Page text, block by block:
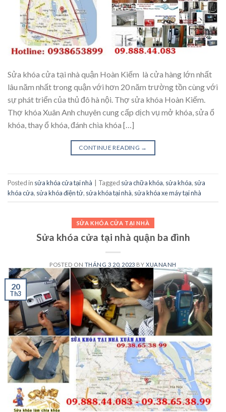
Sửa khóa cửa tại nhà quận Hoàn Kiếm là cửa hàng lớn nhất
lâu năm nhất trong quận với hơn 20 năm trường tồn cùng với
sự phát triển của thủ đô hà nội. Thợ sửa khóa Hoàn Kiếm.
Thợ khóa Xuân Anh chuyên cung cấp dịch vụ mở khóa, sửa ổ
khóa, thay ổ khóa, đánh chìa khóa […]
CONTINUE READING →
Posted in sửa khóa cửa tại nhà Tagged sửa chữa khóa, sửa khóa, sửa
khóa cửa, sửa khóa điện tử, sửa khóa tại nhà, sửa khóa xe máy tại nhà
SỬA KHÓA CỬA TẠI NHÀ
Sửa khóa cửa tại nhà quận ba đình
POSTED ON THÁNG 3 20, 2023 BY XUANANH
20
Th3